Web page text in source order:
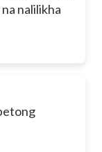
nalilikha